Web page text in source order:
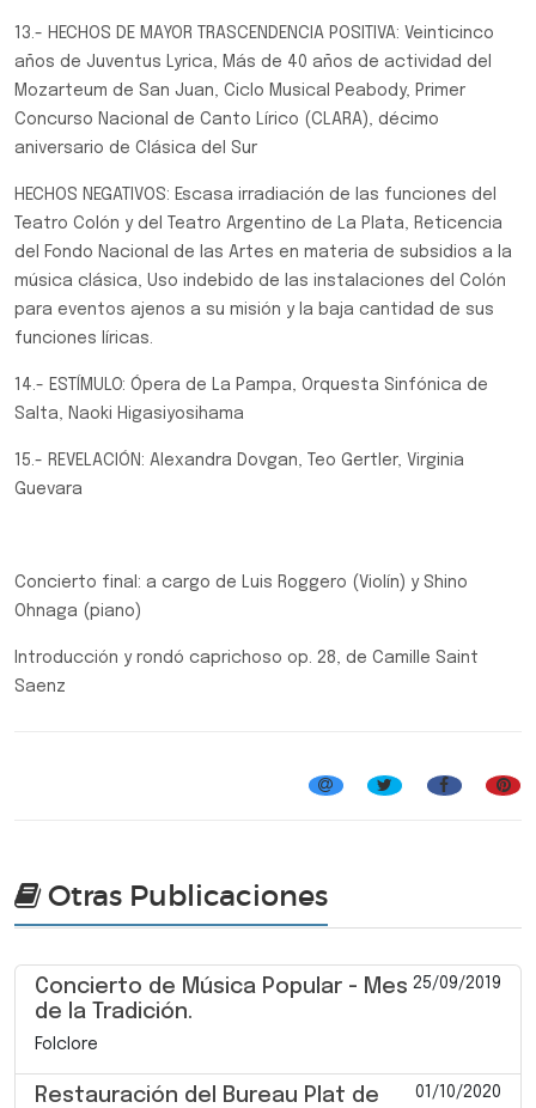
13.- HECHOS DE MAYOR TRASCENDENCIA POSITIVA: Veinticinco
años de Juventus Lyrica, Más de 40 años de actividad del
Mozarteum de San Juan, Ciclo Musical Peabody, Primer
Concurso Nacional de Canto Lírico (CLARA), décimo
aniversario de Clásica del Sur
HECHOS NEGATIVOS: Escasa irradiación de las funciones del
Teatro Colón y del Teatro Argentino de La Plata, Reticencia
del Fondo Nacional de las Artes en materia de subsidios a la
música clásica, Uso indebido de las instalaciones del Colón
para eventos ajenos a su misión y la baja cantidad de sus
funciones líricas.
14.- ESTÍMULO: Ópera de La Pampa, Orquesta Sinfónica de
Salta, Naoki Higasiyosihama
15.- REVELACIÓN: Alexandra Dovgan, Teo Gertler, Virginia
Guevara
Concierto final: a cargo de Luis Roggero (Violín) y Shino
Ohnaga (piano)
Introducción y rondó caprichoso op. 28, de Camille Saint
Saenz
Otras Publicaciones
Concierto de Música Popular - Mes
de la Tradición.
25/09/2019
Folclore
Restauración del Bureau Plat de
01/10/2020